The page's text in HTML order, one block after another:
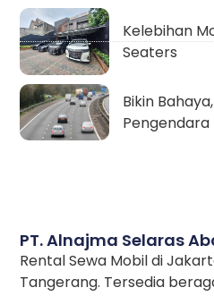
PT. Alnajma Selaras
Rental Sewa Mobil di
Tangerang. Tersedia
Kelebihan
Seaters
Bikin
Pengendara